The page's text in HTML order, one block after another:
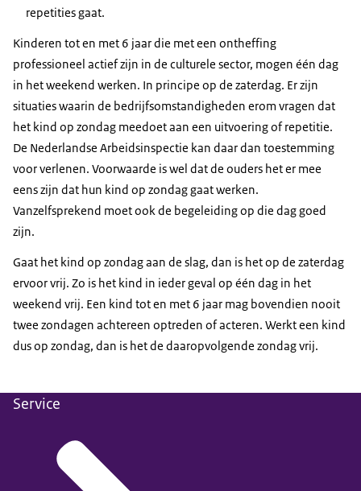
repetities gaat.
Kinderen tot en met 6 jaar die met een ontheffing
professioneel actief zijn in de culturele sector, mogen één dag
in het weekend werken. In principe op de zaterdag. Er zijn
situaties waarin de bedrijfsomstandigheden erom vragen dat
het kind op zondag meedoet aan een uitvoering of repetitie.
De Nederlandse Arbeidsinspectie kan daar dan toestemming
voor verlenen. Voorwaarde is wel dat de ouders het er mee
eens zijn dat hun kind op zondag gaat werken.
Vanzelfsprekend moet ook de begeleiding op die dag goed
zijn.
Gaat het kind op zondag aan de slag, dan is het op de zaterdag
ervoor vrij. Zo is het kind in ieder geval op één dag in het
weekend vrij. Een kind tot en met 6 jaar mag bovendien nooit
twee zondagen achtereen optreden of acteren. Werkt een kind
dus op zondag, dan is het de daaropvolgende zondag vrij.
Service